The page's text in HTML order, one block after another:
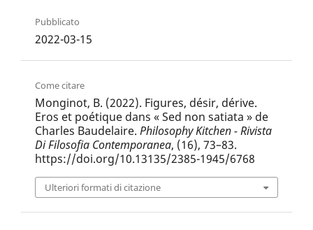
Pubblicato
2022-03-15
Come citare
Monginot, B. (2022). Figures, désir, dérive.
Eros et poétique dans « Sed non satiata » de
Charles Baudelaire. Philosophy Kitchen - Rivista
Di Filosofia Contemporanea, (16), 73–83.
https://doi.org/10.13135/2385-1945/6768
Ulteriori formati di citazione